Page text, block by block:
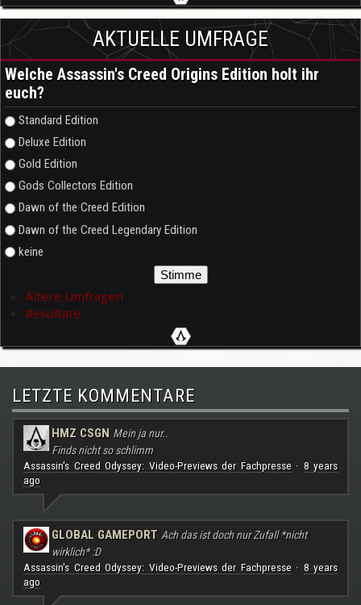
AKTUELLE UMFRAGE
Welche Assassin's Creed Origins Edition holt ihr
euch?
Auswahlmöglichkeiten
Standard Edition
Deluxe Edition
Gold Edition
Gods Collectors Edition
Dawn of the Creed Edition
Dawn of the Creed Legendary Edition
keine
Ältere Umfragen
Resultate
LETZTE KOMMENTARE
HMZ CSGN Mein ja nur..
Finds nicht so schlimm
Assassin's Creed Odyssey: Video-Previews der Fachpresse· 8 years
ago
GLOBAL GAMEPORT Ach das ist doch nur Zufall *nicht
wirklich* :D
Assassin's Creed Odyssey: Video-Previews der Fachpresse· 8 years
ago